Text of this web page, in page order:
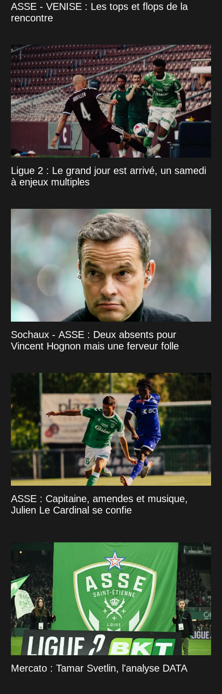
ASSE - VENISE : Les tops et flops de la
rencontre
Ligue 2 : Le grand jour est arrivé, un samedi
à enjeux multiples
Sochaux - ASSE : Deux absents pour
Vincent Hognon mais une ferveur folle
ASSE : Capitaine, amendes et musique,
Julien Le Cardinal se confie
Mercato : Tamar Svetlin, l'analyse DATA